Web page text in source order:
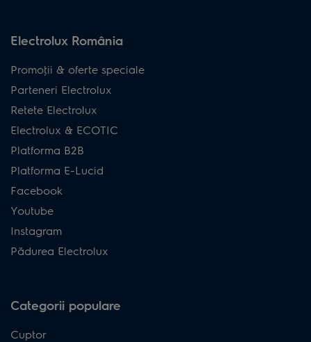
Electrolux România
Promoţii & oferte speciale
Parteneri Electrolux
Retete Electrolux
Electrolux & ECOTIC
Platforma B2B
Platforma E-Lucid
Facebook
Youtube
Instagram
Pădurea Electrolux
Categorii populare
Cuptor